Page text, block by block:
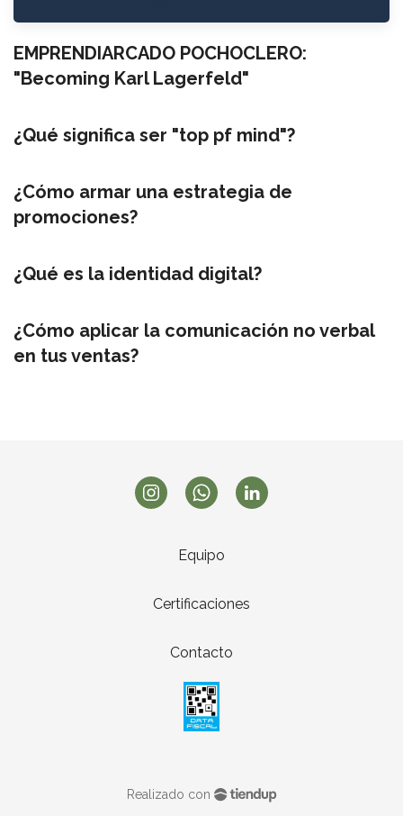
EMPRENDIARCADO POCHOCLERO:
"Becoming Karl Lagerfeld"
¿Qué significa ser "top pf mind"?
¿Cómo armar una estrategia de
promociones?
¿Qué es la identidad digital?
¿Cómo aplicar la comunicación no verbal
en tus ventas?
Equipo
Certificaciones
Contacto
Realizado con